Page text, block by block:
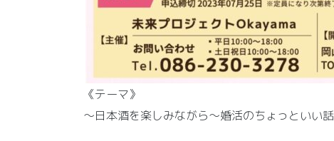
《テーマ》
～日本酒を楽しみながら～婚活のちょっといい話